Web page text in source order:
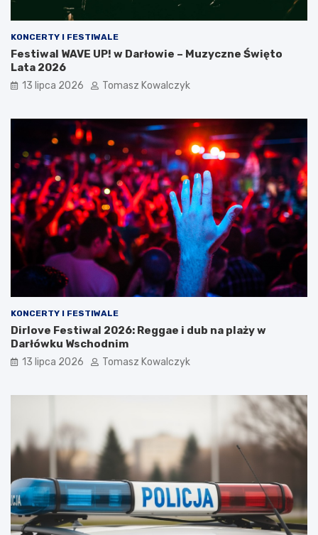
KONCERTY I FESTIWALE
Festiwal WAVE UP! w Darłowie – Muzyczne Święto
Lata 2026
13 lipca 2026 Tomasz Kowalczyk
KONCERTY I FESTIWALE
Dirlove Festiwal 2026: Reggae i dub na plaży w
Darłówku Wschodnim
13 lipca 2026 Tomasz Kowalczyk